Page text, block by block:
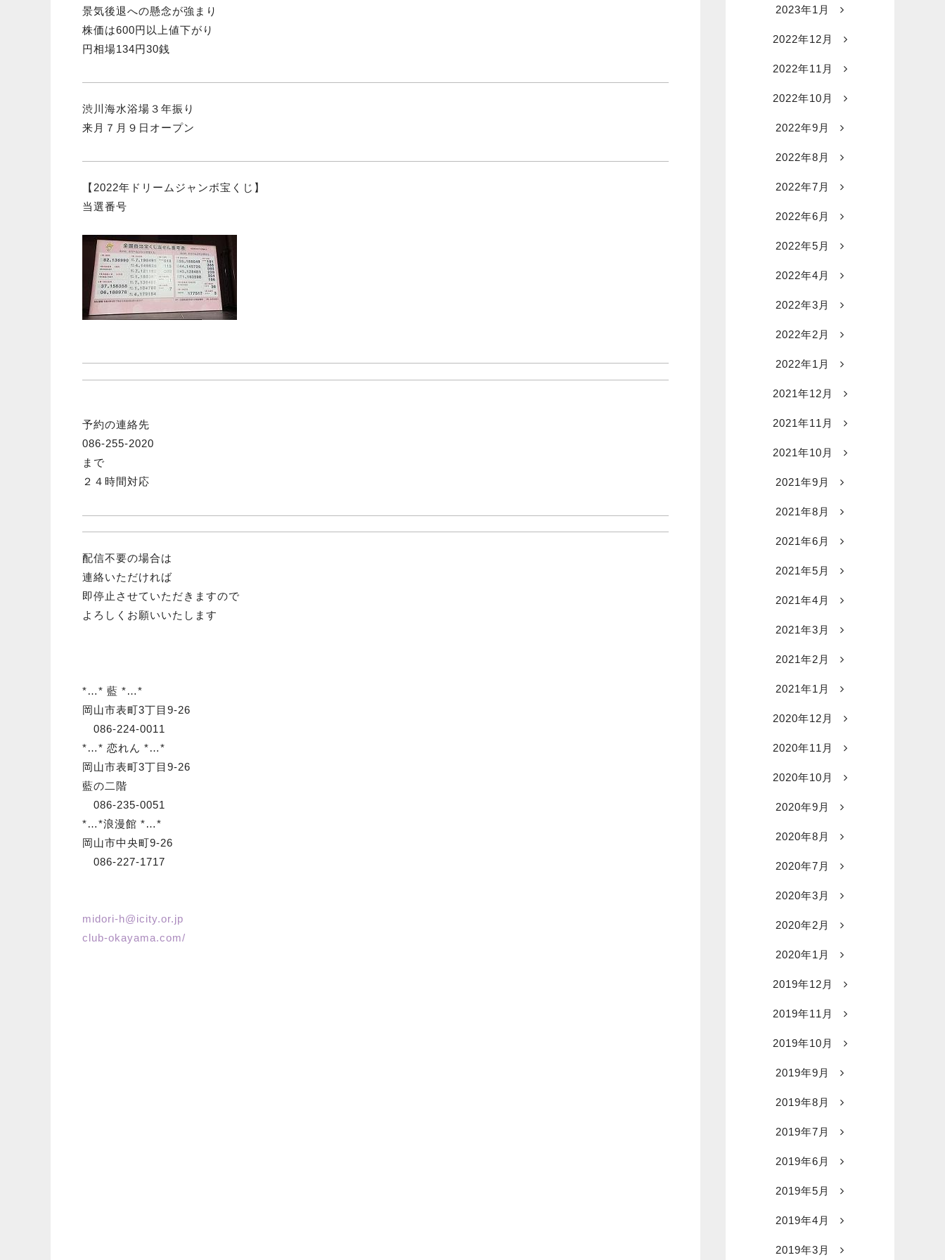
景気後退への懸念が強まり
株価は600円以上値下がり
円相場134円30銭
渋川海水浴場３年振り
来月７月９日オープン
【2022年ドリームジャンボ宝くじ】
当選番号
予約の連絡先
086-255-2020
まで
２４時間対応
配信不要の場合は
連絡いただければ
即停止させていただきますので
よろしくお願いいたします
*…* 藍 *…*
岡山市表町3丁目9-26
086-224-0011
*…* 恋れん *…*
岡山市表町3丁目9-26
藍の二階
086-235-0051
*…*浪漫館 *…*
岡山市中央町9-26
086-227-1717
midori-h@icity.or.jp
club-okayama.com/
2023年1月
2022年12月
2022年11月
2022年10月
2022年9月
2022年8月
2022年7月
2022年6月
2022年5月
2022年4月
2022年3月
2022年2月
2022年1月
2021年12月
2021年11月
2021年10月
2021年9月
2021年8月
2021年6月
2021年5月
2021年4月
2021年3月
2021年2月
2021年1月
2020年12月
2020年11月
2020年10月
2020年9月
2020年8月
2020年7月
2020年3月
2020年2月
2020年1月
2019年12月
2019年11月
2019年10月
2019年9月
2019年8月
2019年7月
2019年6月
2019年5月
2019年4月
2019年3月